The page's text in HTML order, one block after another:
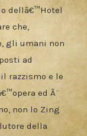
dellâ€™Hotel
che,
gli umani non
ad
razzismo e le
ed Ã¨
non lo Zing
della